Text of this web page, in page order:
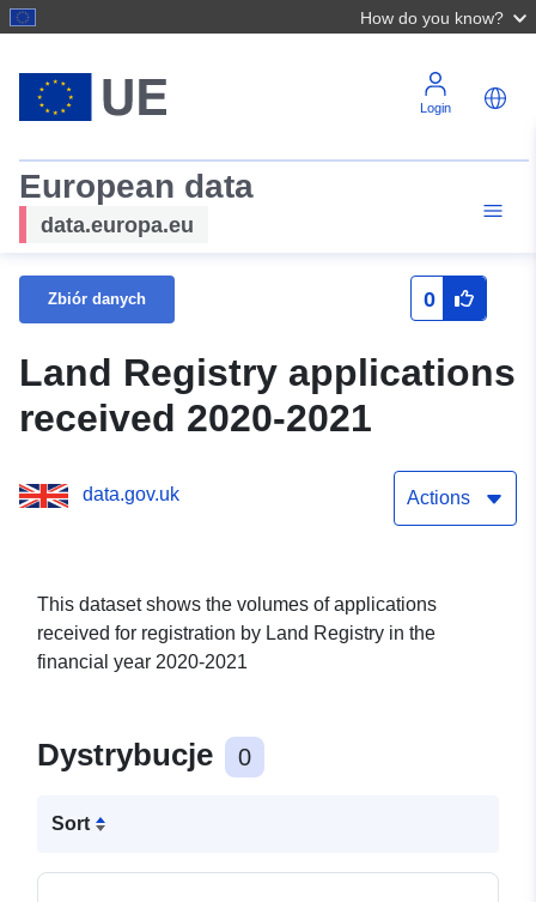
How do you know?
Login
European data
data.europa.eu
Zbiór danych 0
Land Registry applications
received 2020-2021
data.gov.uk Actions
This dataset shows the volumes of applications
received for registration by Land Registry in the
financial year 2020-2021
Dystrybucje 0
Sort